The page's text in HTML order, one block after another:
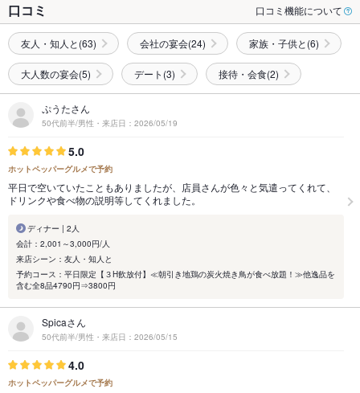
口コミ 口コミ機能について
友人・知人と(63) 会社の宴会(24) 家族・子供と(6)
大人数の宴会(5) デート(3) 接待・会食(2)
ぷうたさん
50代前半/男性・来店日：2026/05/19
5.0
ホットペッパーグルメで予約
平日で空いていたこともありましたが、店員さんが色々と気遣ってくれて、
ドリンクや食べ物の説明等してくれました。
ディナー | 2人
会計：2,001～3,000円/人
来店シーン：友人・知人と
予約コース：平日限定【３H飲放付】≪朝引き地鶏の炭火焼き鳥が食べ放題！≫他逸品を
含む全8品4790円⇒3800円
Spicaさん
50代前半/男性・来店日：2026/05/15
4.0
ホットペッパーグルメで予約